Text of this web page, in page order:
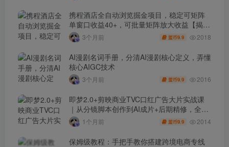
携程酒店全自动浏览掘金项目，稳定可矩阵
单窗口收益40+，可批量矩阵放大收益【揭
秘】3个月前 盟币9.9 2018
AI漫剧名词手册，分清AI漫剧核心定义，弄懂
核心AIGC技术
3个月前 盟币9.9 2016
即梦2.0+剪映商业TVC口红广告大片实战课
｜从分镜脚本创作到AI成片+后期精修，全流
程打造品牌级产品广告
1个月前 盟币9.9 2014
保姆级教程：手把手教你搭建跨境电商专线